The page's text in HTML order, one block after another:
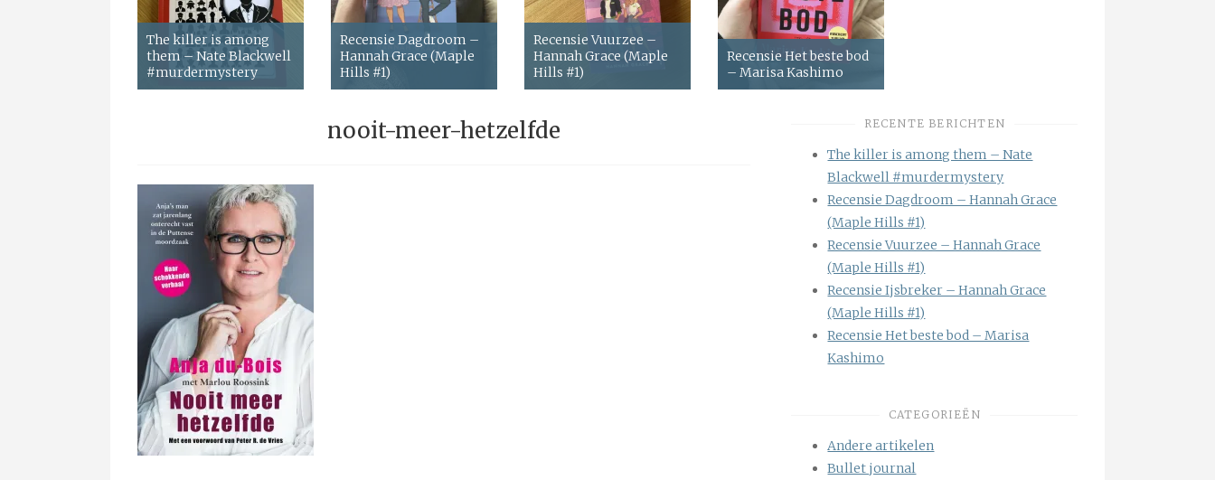
The killer is among
them – Nate Blackwell
#murdermystery
Recensie Dagdroom –
Hannah Grace (Maple
Hills #1)
Recensie Vuurzee –
Hannah Grace (Maple
Hills #1)
Recensie Het beste bod
– Marisa Kashimo
nooit-meer-hetzelfde RECENTE BERICHTEN
The killer is among them – Nate
Blackwell #murdermystery
Recensie Dagdroom – Hannah Grace
(Maple Hills #1)
Recensie Vuurzee – Hannah Grace
(Maple Hills #1)
Recensie Ijsbreker – Hannah Grace
(Maple Hills #1)
Recensie Het beste bod – Marisa
Kashimo
CATEGORIEËN
Andere artikelen
Bullet journal